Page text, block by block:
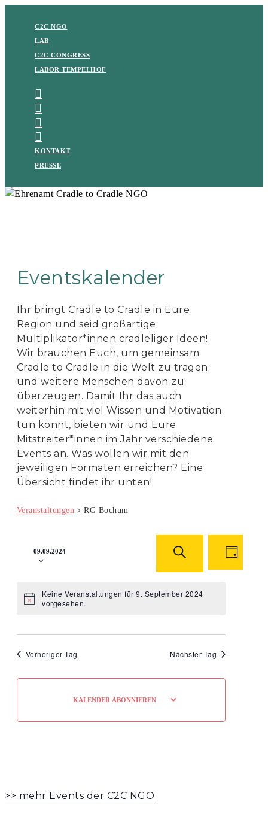
C2C NGO
LAB
C2C CONGRESS
LABOR TEMPELHOF
KONTAKT
PRESSE
Eventskalender
Ihr bringt Cradle to Cradle in Eure
Region und seid großartige
Multiplikator*innen cradleliger Ideen!
Wir brauchen Euch, um gemeinsam
Cradle to Cradle in die Welt zu tragen
und weitere Menschen davon zu
überzeugen. Damit Ihr das auch
weiterhin mit viel Wissen und Motivation
tun könnt, bieten wir und Eure
Mitstreiter*innen im Jahr verschiedene
Events an. Was wollen wir mit den
jeweiligen Formaten erreichen? Eine
Übersicht findet ihr unten!
Veranstaltungen RG Bochum
Suche
und
Ansichten,
U
H
A
09.09.2024
Hinweis
Keine Veranstaltungen für 9. September 2024
vorgesehen.
Vorheriger Tag Nächster Tag
KALENDER ABONNIEREN
>> mehr Events der C2C NGO